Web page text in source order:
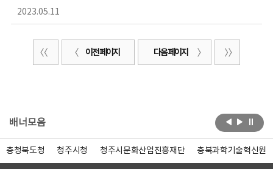
2023.05.11
이전 페이지 다음 페이지
배너모음
충청북도청 청주시청 청주시문화산업진흥재단 충북과학기술혁신원